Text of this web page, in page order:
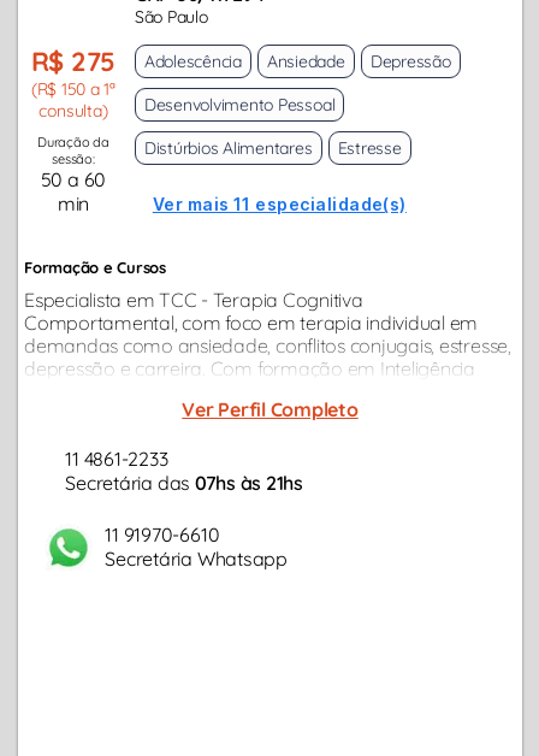
São Paulo
R$ 275
(R$ 150 a 1ª
consulta)
Duração da
sessão:
50 a 60
min
Adolescência Ansiedade
Depressão
Desenvolvimento Pessoal
Distúrbios Alimentares
Estresse
Ver mais 11 especialidade(s)
Formação e Cursos
Especialista em TCC - Terapia Cognitiva
Comportamental, com foco em terapia individual em
demandas como ansiedade, conflitos conjugais, estresse,
depressão e carreira. Com formação em Inteligência
Ver Perfil Completo
11 4861-2233
Secretária das 07hs às 21hs
11 91970-6610
Secretária Whatsapp